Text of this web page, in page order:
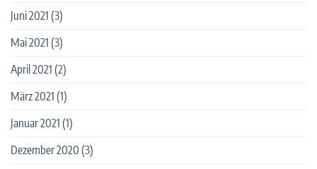
Juni 2021 (3)
Mai 2021 (3)
April 2021 (2)
März 2021 (1)
Januar 2021 (1)
Dezember 2020 (3)